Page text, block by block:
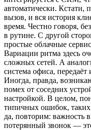
автоматически. Кстати,
вызов, и вся история
время. Честно говоря,
в рутине. С другой
простые облачные
Вариации ритма здесь
сложных сетей. А
система офиса,
Иногда, правда,
помех от соседних
настройкой. В целом,
типичных ошибок,
да, повторим: важность
потерянный звонок —